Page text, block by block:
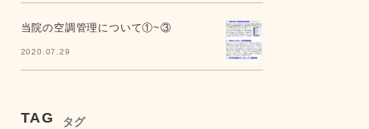
当院の空調管理について①~③
2020.07.29
TAG タグ